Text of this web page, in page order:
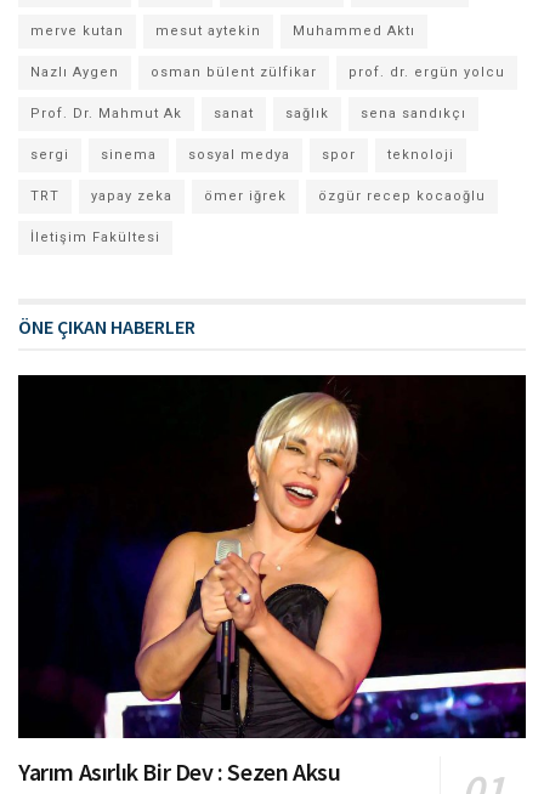
merve kutan mesut aytekin Muhammed Aktı
Nazlı Aygen osman bülent zülfikar prof. dr. ergün yolcu
Prof. Dr. Mahmut Ak sanat sağlık sena sandıkçı
sergi sinema sosyal medya spor teknoloji
TRT yapay zeka ömer iğrek özgür recep kocaoğlu
İletişim Fakültesi
ÖNE ÇIKAN HABERLER
Yarım Asırlık Bir Dev : Sezen Aksu